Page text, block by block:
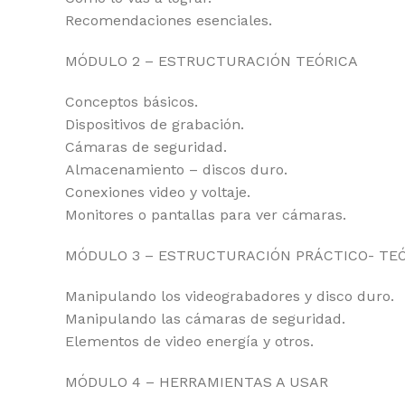
Recomendaciones esenciales.
MÓDULO 2 – ESTRUCTURACIÓN TEÓRICA
Conceptos básicos.
Dispositivos de grabación.
Cámaras de seguridad.
Almacenamiento – discos duro.
Conexiones video y voltaje.
Monitores o pantallas para ver cámaras.
MÓDULO 3 – ESTRUCTURACIÓN PRÁCTICO-
Manipulando los videograbadores y disco duro.
Manipulando las cámaras de seguridad.
Elementos de video energía y otros.
MÓDULO 4 – HERRAMIENTAS A USAR